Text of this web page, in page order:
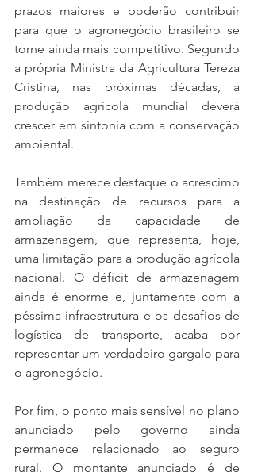
prazos maiores e poderão contribuir
para que o agronegócio brasileiro se
torne ainda mais competitivo. Segundo
a própria Ministra da Agricultura Tereza
Cristina, nas próximas décadas, a
produção agrícola mundial deverá
crescer em sintonia com a conservação
ambiental.
Também merece destaque o acréscimo
na destinação de recursos para a
ampliação da capacidade de
armazenagem, que representa, hoje,
uma limitação para a produção agrícola
nacional. O déficit de armazenagem
ainda é enorme e, juntamente com a
péssima infraestrutura e os desafios de
logística de transporte, acaba por
representar um verdadeiro gargalo para
o agronegócio.
Por fim, o ponto mais sensível no plano
anunciado pelo governo ainda
permanece relacionado ao seguro
rural. O montante anunciado é de